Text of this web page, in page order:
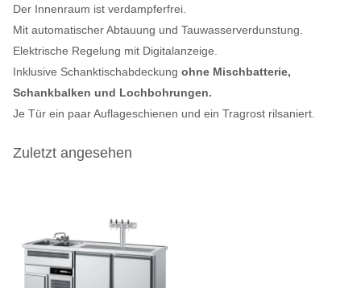
Der Innenraum ist verdampferfrei.
Mit automatischer Abtauung und Tauwasserverdunstung.
Elektrische Regelung mit Digitalanzeige.
Inklusive Schanktischabdeckung ohne Mischbatterie,
Schankbalken und Lochbohrungen.
Je Tür ein paar Auflageschienen und ein Tragrost rilsaniert.
Zuletzt angesehen